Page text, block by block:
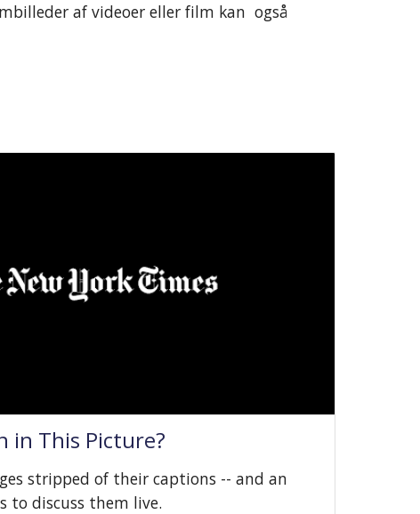
af videoer eller film kan også
in This Picture?
stripped of their captions -- and an
discuss them live.